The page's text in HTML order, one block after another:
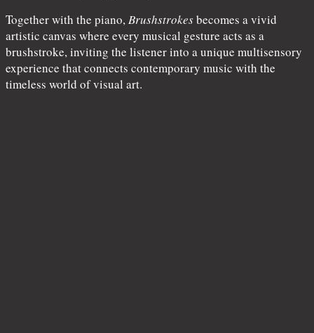
Together with the piano,Brushstrokesbecomes a vivid
artistic canvas where every musical gesture acts as a
brushstroke, inviting the listener into a unique multisensory
experience that connects contemporary music with the
timeless world of visual art.